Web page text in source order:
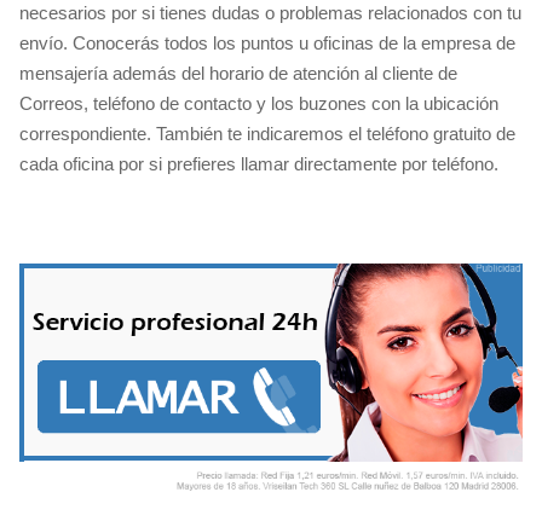
necesarios por si tienes dudas o problemas relacionados con tu
envío. Conocerás todos los puntos u oficinas de la empresa de
mensajería además del horario de atención al cliente de
Correos, teléfono de contacto y los buzones con la ubicación
correspondiente. También te indicaremos el teléfono gratuito de
cada oficina por si prefieres llamar directamente por teléfono.